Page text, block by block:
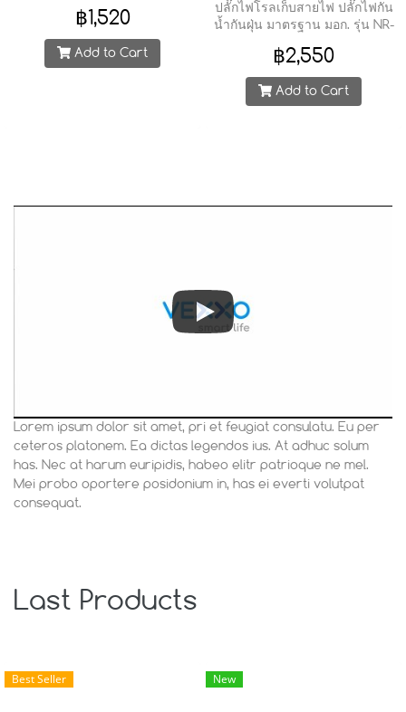
หลากหลาย การใช้งานง่าย 1.เพียง
แค่ หมุน Socket ก็เปิด-ปิดการใช้
งานได้ทันที! 2.ปรับตำแหน่ง
ลัดวงจร - อลูมิเนียมเกรดพรีเมียม
- รางขนาด 40 cm. รองรับสูงสุด
5 Sockets - รางขนาด 60 cm.
฿1,520
Add to Cart
ปลั๊กไฟโรลเก็บสายไฟ ปลั๊กไฟกัน
น้ำกันฝุ่น มาตรฐาน มอก. รุ่น NR-
฿2,550
Add to Cart
Lorem ipsum dolor sit amet, pri et feugiat consulatu. Eu per
ceteros platonem. Ea dictas legendos ius. At adhuc solum
has. Nec at harum euripidis, habeo elitr patrioque ne mel.
Mei probo oportere posidonium in, has ei everti volutpat
consequat.
Last Products
Best Seller New